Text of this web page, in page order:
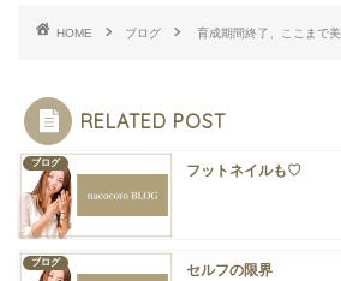
HOME ブログ 育成期間終了、ここまで
RELATED POST
ブログ フットネイルも♡
ブログ セルフの限界